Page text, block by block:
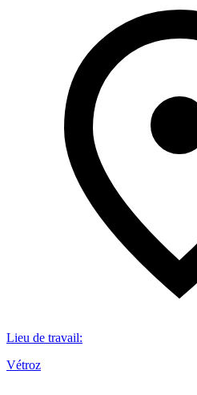
Lieu de travail:
Vétroz